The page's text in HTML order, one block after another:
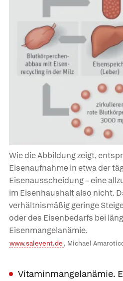
Wie die Abbildung zeigt,
Eisenaufnahme in etwa der
Eisenausscheidung – eine
im Eisenhaushalt also nicht.
verhältnismäßig geringe
oder des Eisenbedarfs bei
Eisenmangelanämie.
www.salevent.de , Michael
Vitaminmangelanämie.